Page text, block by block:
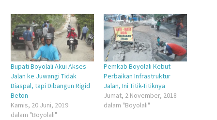
di
jendela
yang
baru)
di
jendela
yang
baru)
(Membuka
di
jendela
yang
baru)
jendela
yang
baru)
Bupati Boyolali Akui Akses
Jalan ke Juwangi Tidak
Diaspal, tapi Dibangun Rigid
Beton
Kamis, 20 Juni, 2019
dalam "Boyolali"
Pemkab Boyolali Kebut
Perbaikan Infrastruktur
Jalan, Ini Titik-Titiknya
Jumat, 2 November, 2018
dalam "Boyolali"